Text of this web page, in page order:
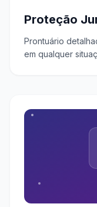
Proteção
Prontuário
em qualquer